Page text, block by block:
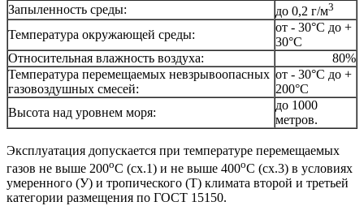
Запыленность среды:
до 0,2 г/м3
Температура окружающей среды:
от - 30°С до +
30°С
Относительная влажность воздуха:
80%
Температура перемещаемых невзрывоопасных
газовоздушных смесей:
от - 30°С до +
200°С
Высота над уровнем моря:
до 1000
метров.
Эксплуатация допускается при температуре перемещаемых
газов не выше 200оС (сх.1) и не выше 400оС (сх.3) в условиях
умеренного (У) и тропического (Т) климата второй и третьей
категории размещения по ГОСТ 15150.